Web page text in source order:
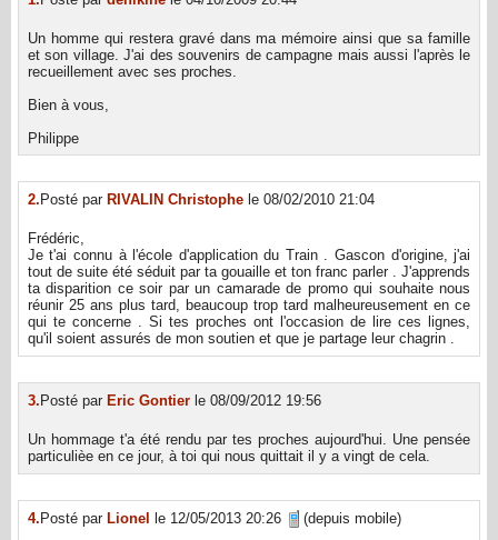
Un homme qui restera gravé dans ma mémoire ainsi que sa famille
et son village. J'ai des souvenirs de campagne mais aussi l'après le
recueillement avec ses proches.
Bien à vous,
Philippe
2. Posté par RIVALIN Christophe le 08/02/2010 21:04
Frédéric,
Je t'ai connu à l'école d'application du Train . Gascon d'origine, j'ai
tout de suite été séduit par ta gouaille et ton franc parler . J'apprends
ta disparition ce soir par un camarade de promo qui souhaite nous
réunir 25 ans plus tard, beaucoup trop tard malheureusement en ce
qui te concerne . Si tes proches ont l'occasion de lire ces lignes,
qu'il soient assurés de mon soutien et que je partage leur chagrin .
3. Posté par Eric Gontier le 08/09/2012 19:56
Un hommage t'a été rendu par tes proches aujourd'hui. Une pensée
particulièe en ce jour, à toi qui nous quittait il y a vingt de cela.
4. Posté par Lionel le 12/05/2013 20:26 (depuis mobile)